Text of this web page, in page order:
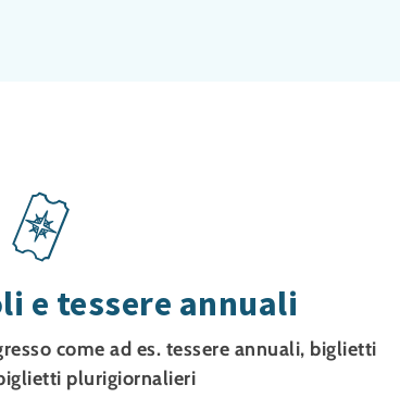
e tessere annuali
come ad es. tessere annuali, biglietti
plurigiornalieri